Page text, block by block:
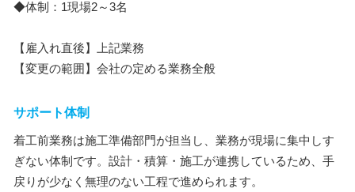
◆体制：1現場2～3名
【雇入れ直後】上記業務
【変更の範囲】会社の定める業務全般
サポート体制
着工前業務は施工準備部門が担当し、業務が現場に集中しす
ぎない体制です。設計・積算・施工が連携しているため、手
戻りが少なく無理のない工程で進められます。